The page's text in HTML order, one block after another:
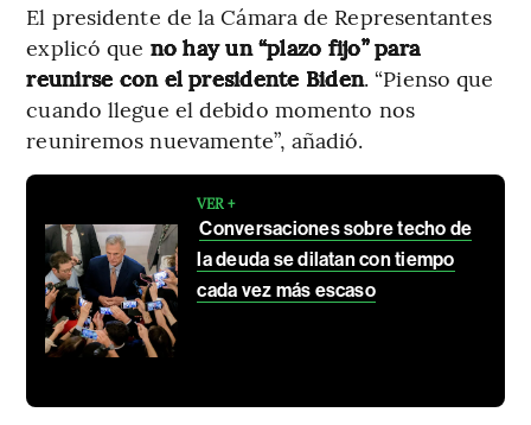
El presidente de la Cámara de Representantes
explicó que no hay un “plazo fijo” para
reunirse con el presidente Biden. “Pienso que
cuando llegue el debido momento nos
reuniremos nuevamente”, añadió.
VER +
Conversaciones sobre techo de
la deuda se dilatan con tiempo
cada vez más escaso